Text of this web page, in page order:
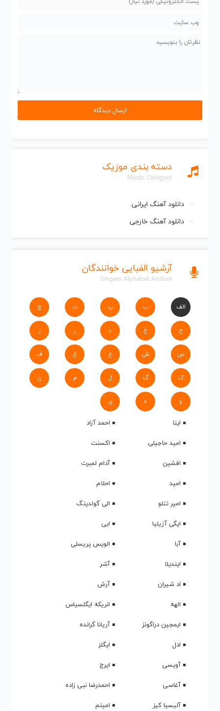
دسته بندی موزیک
Music Category
دانلود آهنگ ایرانی
دانلود آهنگ خارجی
آرشیو الفبایی خوانندگان
Singers Alphabet Archive
الف ب پ ت ج
ح خ د ر ز
س ش ع غ ف
ک گ ل م ن
و ه ی
اینا
احمد آزاد
امید حاجیلی
اکسنت
افشین
آدام لمبرت
امید
احلام
امیر تتلو
الی گولدینگ
ایگی آزیلیا
ابی
آبا
الویس پریسلی
ایندیلا
آشر
اد شیران
آرش
الهه
انریکه ایگلسیاس
ایمجین دراگونز
آریانا گرانده
ادل
ایگلز
آویسی
ایرج
آغاسی
احمدرضا نبی زاده
آلیسیا کیز
امینم